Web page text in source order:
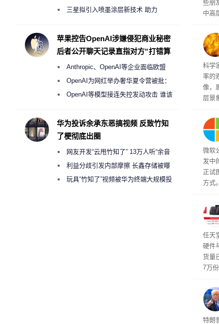
些朋
中高
科学
率的
像，
层景
然》
微软
发中
正试
方式
a）
发工
注。
界》
任天
硬件
货量
7万
特朗
偷偷共享带宽的违规行为
三星拟引入喷墨涂层新技术 助力
度
苹果控告OpenAI涉嫌侵犯商业秘密
后者公开聊天记录直指对方“打错算
Anthropic、OpenAI等企业面临欧盟
《人工智能法案》全新执法权限审查
OpenAI为网红举办奢华夏令营被批：
2000美元一晚 遭讽“反乌托邦”
OpenAI等模型接连失控发动攻击 谁该
华为投诉余承东恶搞视频 反致竹知
了梗彻底出圈
网友开发“云甩竹知了” 13万人听“余音
绕梁”利益分歧引发内部摩擦 长鑫存储被曝
曾将华为驻场工程师驱逐出研发基地
玩具“竹知了”视频被华为终端大规模投